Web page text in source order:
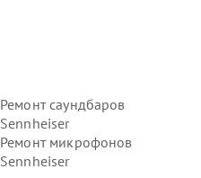
Ремонт саундбаров
Sennheiser
Ремонт микрофонов
Sennheiser